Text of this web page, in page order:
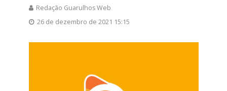
Redação Guarulhos Web
26 de dezembro de 2021 15:15